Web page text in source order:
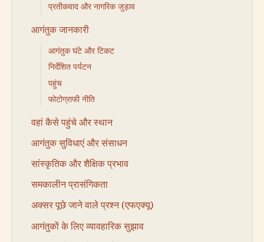
प्रतीकवाद और नागरिक जुड़ाव
आगंतुक जानकारी
आगंतुक घंटे और टिकट
निर्देशित पर्यटन
पहुंच
फोटोग्राफी नीति
वहां कैसे पहुंचे और स्थान
आगंतुक सुविधाएं और संसाधन
सांस्कृतिक और शैक्षिक प्रभाव
समकालीन प्रासंगिकता
अक्सर पूछे जाने वाले प्रश्न (एफएक्यू)
आगंतुकों के लिए व्यावहारिक सुझाव